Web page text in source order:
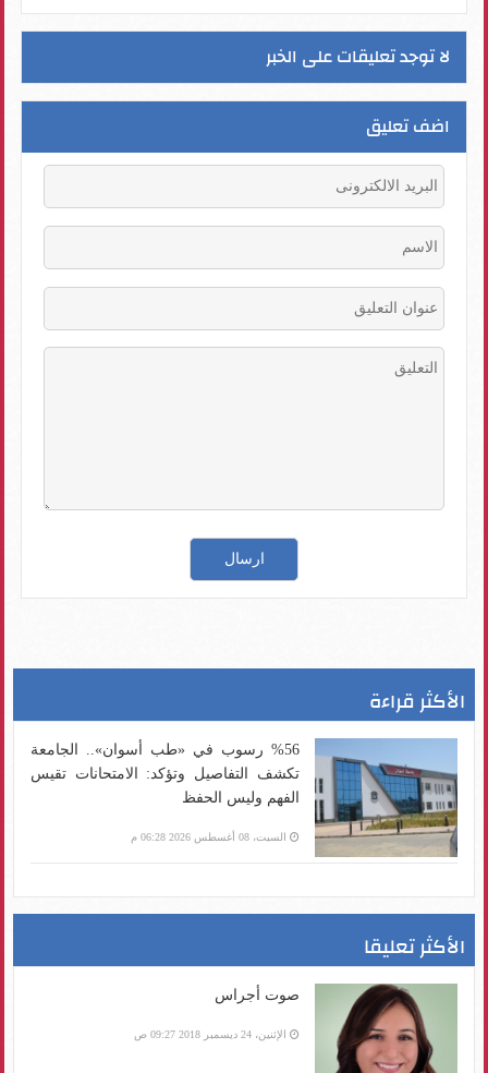
لا توجد تعليقات على الخبر
اضف تعليق
الأكثر قراءة
%56 رسوب في «طب أسوان».. الجامعة
تكشف التفاصيل وتؤكد: الامتحانات تقيس
الفهم وليس الحفظ
السبت، 08 أغسطس 2026 06:28 م
الأكثر تعليقا
صوت أجراس
الإثنين، 24 ديسمبر 2018 09:27 ص